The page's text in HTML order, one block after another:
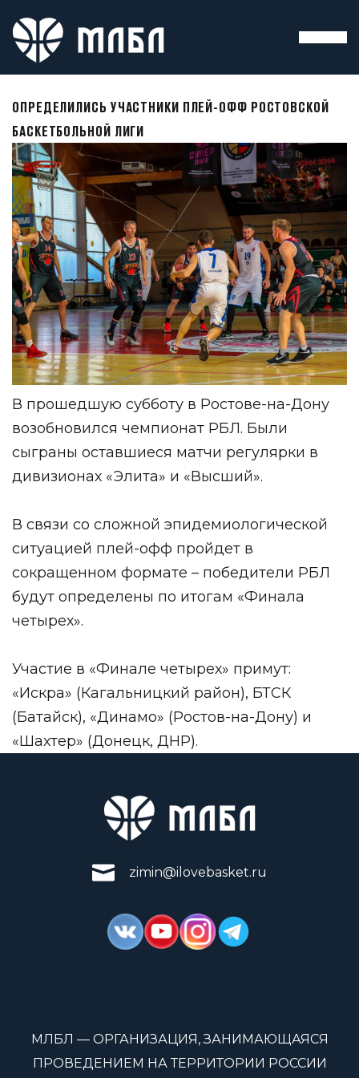
ОПРЕДЕЛИЛИСЬ УЧАСТНИКИ ПЛЕЙ-ОФФ РОСТОВСКОЙ
БАСКЕТБОЛЬНОЙ ЛИГИ
В прошедшую субботу в Ростове-на-Дону
возобновился чемпионат РБЛ. Были
сыграны оставшиеся матчи регулярки в
дивизионах «Элита» и «Высший».
В связи со сложной эпидемиологической
ситуацией плей-офф пройдет в
сокращенном формате – победители РБЛ
будут определены по итогам «Финала
четырех».
Участие в «Финале четырех» примут:
«Искра» (Кагальницкий район), БТСК
(Батайск), «Динамо» (Ростов-на-Дону) и
«Шахтер» (Донецк, ДНР).
zimin@ilovebasket.ru
МЛБЛ — ОРГАНИЗАЦИЯ, ЗАНИМАЮЩАЯСЯ
ПРОВЕДЕНИЕМ НА ТЕРРИТОРИИ РОССИИ